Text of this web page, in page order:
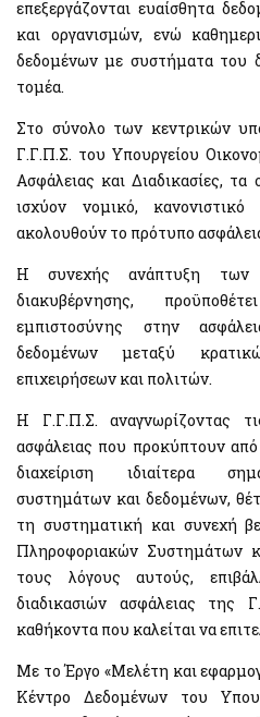
Μισθοδοσία υπαλλήλων Υπ.
Φορέων
e-Δελτίο Ατομικής Υπηρεσιακής
Ακίνητα
Εκτιμήσεις Τιμών Ζώνης ΑΠΑΑ
Μητρώο Αξιών Μεταβιβάσεων
Φύλλα Υπολογισμού ΑΠΑΑ
Οδηγίες - Έντυπα
e-Έντυπα
Λοιπές Υπηρεσίες Δ.Δ.
Κράτος φιλικό προς τον πολίτη
Υπηρεσία Εξουσιοδότησης
Πληροφοριακών Συστημάτων
Υπηρεσία Εξουσιοδότησης
πρόσβαση σε εξειδικευμένα
δημοσίου
Μητρώο Ανθρώπινου Δυναμικού
Κωδικοί Δημόσιας Διοίκησης
Μητρώο Πιστοποιημένων
Ψηφιακές Υπογραφές
Ηλεκτρονική Διακίνηση
Αιγιαλοί - Δημόσια Περιουσία
e-Δημοπρασίες Αιγιαλών
Ευρετήριο και Χάρτης
e-Aιτήσεις προς τις Υπηρεσίες
Ψηφιακές Υπηρεσίες Κοινωφελών
Επιχειρήσεις
Εξωδικαστικός Μηχανισμός
Μητρώο Δεξαμενών Ενεργειακών
Μητρώο Πραγματικών Δικαιούχων
Προστασία επιχειρήσεων
υπαγωγής στη διαδικασία
αποπληρωμή επιχειρηματικών
Know Your Business – (eGov-KYB)
Σύστημα Ιχνηλασιμότητας
Aκίνητα
Ηλεκτρονική Πλατφόρμα
Φύλλα Υπολογισμού ΑΠΑΑ
Εκτιμήσεις Τιμών Ζώνης ΑΠΑΑ
Μητρώο Αξιών Μεταβιβάσεων
Πλατφόρμα δήλωσης διόρθωσης
Προστασία Κύριας Κατοικίας
Υπηρεσίες ΑΑΔΕ
επεξεργάζονται ευαίσθητα
και οργανισμών, ενώ
δεδομένων με συστήματα του
τομέα.
Στο σύνολο των κεντρικών
Γ.Γ.Π.Σ. του Υπουργείου
Ασφάλειας και Διαδικασίες,
ισχύον νομικό,
ακολουθούν το πρότυπο
Η συνεχής ανάπτυξη των
διακυβέρνησης,
εμπιστοσύνης στην
δεδομένων μεταξύ
επιχειρήσεων και πολιτών.
Η Γ.Γ.Π.Σ. αναγνωρίζοντας
ασφάλειας που προκύπτουν
διαχείριση ιδιαίτερα
συστημάτων και δεδομένων,
τη συστηματική και συνεχή
Πληροφοριακών Συστημάτων
τους λόγους αυτούς,
διαδικασιών ασφάλειας της
καθήκοντα που καλείται να
Με το Έργο «Μελέτη και
Κέντρο Δεδομένων του